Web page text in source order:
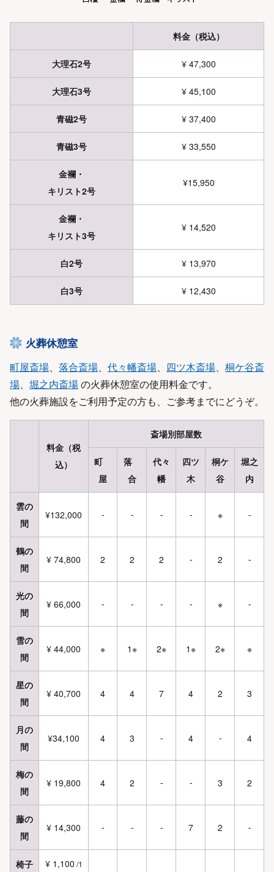
料金（税込）
大理石2号 ¥ 47,300
大理石3号 ¥ 45,100
青磁2号 ¥ 37,400
青磁3号 ¥ 33,550
金襴・
キリスト2号
¥15,950
金襴・
キリスト3号
¥ 14,520
白2号 ¥ 13,970
白3号 ¥ 12,430
火葬休憩室
町屋斎場、 落合斎場、 代々幡斎場、 四ツ木斎場、 桐ケ谷斎
場、 堀之内斎場の火葬休憩室の使用料金です。
他の火葬施設をご利用予定の方も、ご参考までにどうぞ。
料金（税
込）
斎場別部屋数
町
屋
落
合
代々
幡
四ツ
木
桐ケ
谷
堀之
内
雲の
間
¥132,000 - - - - ※ -
鶴の
間
¥ 74,800 2 2 2 - 2 -
光の
間
¥ 66,000 - - - - ※ -
雪の
間
¥ 44,000 ※ 1※ 2※ 1※ 2※ ※
星の
間
¥ 40,700 4 4 7 4 2 3
月の
間
¥34,100 4 3 - 4 - 4
梅の
間
¥ 19,800 4 2 - - 3 2
藤の
間
¥ 14,300 - - - 7 2 -
椅子
¥ 1,100 /1